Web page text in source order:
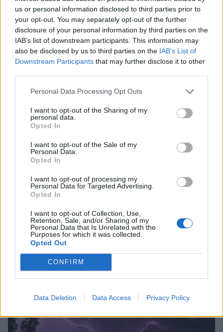
us or personal information disclosed to third parties prior to
your opt-out. You may separately opt-out of the further
disclosure of your personal information by third parties on the
IAB’s list of downstream participants. This information may
also be disclosed by us to third parties on the IAB’s List of
Downstream Participants that may further disclose it to other
Personal Data Processing Opt Outs
I want to opt-out of the Sharing of my
personal data.
Opted In
I want to opt-out of the Sale of my
Personal Data.
Opted In
I want to opt-out of processing my
Personal Data for Targeted Advertising.
Opted In
I want to opt-out of Collection, Use,
Retention, Sale, and/or Sharing of my
Personal Data that Is Unrelated with the
Purposes for which it was collected.
Opted Out
CONFIRM
Data Deletion Data Access Privacy Policy
Σχετικά Άρθρα